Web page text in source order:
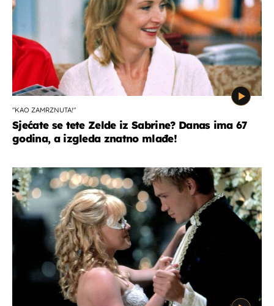
"KAO ZAMRZNUTA!"
Sjećate se tete Zelde iz Sabrine? Danas ima 67
godina, a izgleda znatno mlađe!